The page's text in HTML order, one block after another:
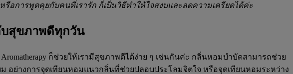
อการพูดคุยกับคนที่เรารัก ก็เป็นวิธีทำให้ใจสงบและลดความเครียดได้ค่ะ
สุขภาพดีทุกวัน
ก็ช่วยให้เรามีสุขภาพดีได้ง่าย ๆ เช่นกันค่ะ กลิ่นหอมบำบัดสามารถช่วย
อย่างการจุดเทียนหอมแนวกลิ่นที่ช่วยปลอบประโลมจิตใจ หรือจุดเทียนหอมระหว่าง